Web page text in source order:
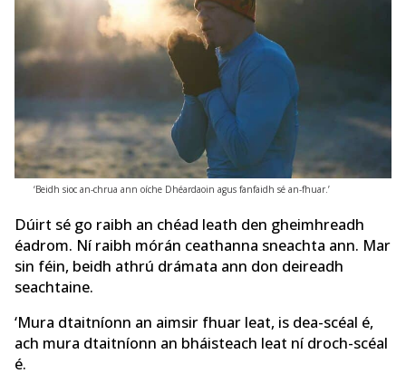
‘Beidh sioc an-chrua ann oíche Dhéardaoin agus fanfaidh sé an-fhuar.’
Dúirt sé go raibh an chéad leath den gheimhreadh
éadrom. Ní raibh mórán ceathanna sneachta ann. Mar
sin féin, beidh athrú drámata ann don deireadh
seachtaine.
‘Mura dtaitníonn an aimsir fhuar leat, is dea-scéal é,
ach mura dtaitníonn an bháisteach leat ní droch-scéal
é.